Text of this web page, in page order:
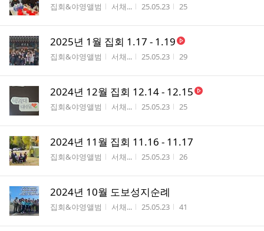
게시판명
집회&야영앨범 작성자
서채... 작성시간
25.05.23 조회수
25
2025년 1월 집회 1.17 - 1.19
게시판명
집회&야영앨범 작성자
서채... 작성시간
25.05.23 조회수
29
2024년 12월 집회 12.14 - 12.15
게시판명
집회&야영앨범 작성자
서채... 작성시간
25.05.23 조회수
25
2024년 11월 집회 11.16 - 11.17
게시판명
집회&야영앨범 작성자
서채... 작성시간
25.05.23 조회수
26
2024년 10월 도보성지순례
게시판명
집회&야영앨범 작성자
서채... 작성시간
25.05.23 조회수
41